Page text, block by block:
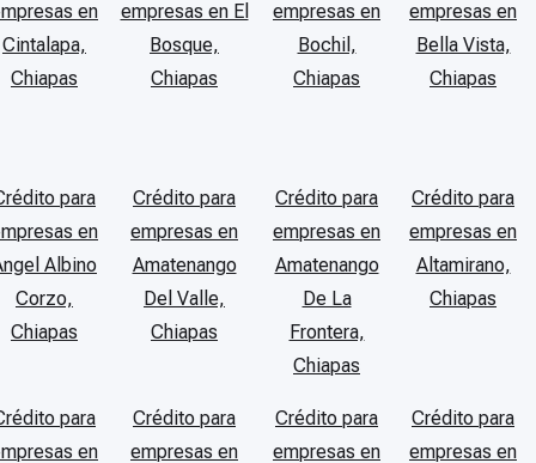
en
Cintalapa,
Chiapas
empresas en El
Bosque,
Chiapas
empresas en
Bochil,
Chiapas
empresas en
Bella Vista,
Chiapas
para
en
Albino
Corzo,
Chiapas
Crédito para
empresas en
Amatenango
Del Valle,
Chiapas
Crédito para
empresas en
Amatenango
De La
Frontera,
Chiapas
Crédito para
empresas en
Altamirano,
Chiapas
para
en
Crédito para
empresas en
Crédito para
empresas en
Crédito para
empresas en